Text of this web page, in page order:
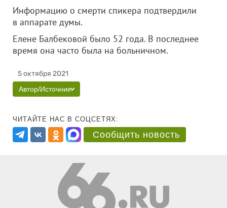
Информацию о смерти спикера подтвердили
в аппарате думы.
Елене Балбековой было 52 года. В последнее
время она часто была на больничном.
5 октября 2021
Автор/Источник
ЧИТАЙТЕ НАС В СОЦСЕТЯХ:
Сообщить новость